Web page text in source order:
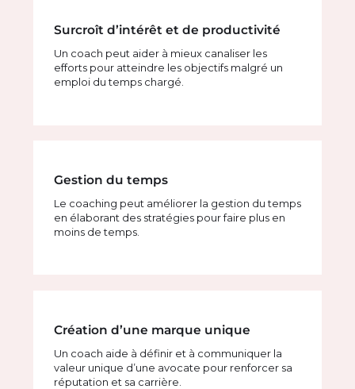
Surcroît d’intérêt et de productivité
Un coach peut aider à mieux canaliser les
efforts pour atteindre les objectifs malgré un
emploi du temps chargé.
Gestion du temps
Le coaching peut améliorer la gestion du temps
en élaborant des stratégies pour faire plus en
moins de temps.
Création d’une marque unique
Un coach aide à définir et à communiquer la
valeur unique d’une avocate pour renforcer sa
réputation et sa carrière.